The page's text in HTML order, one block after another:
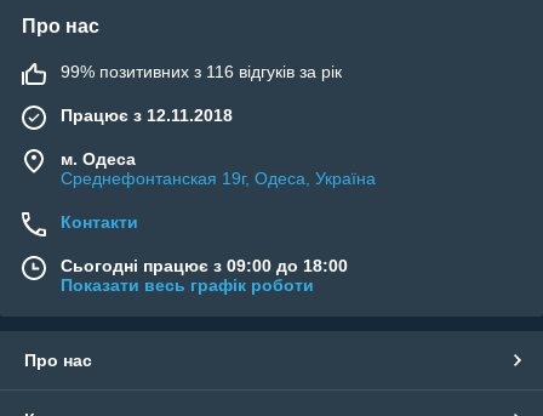
Про нас
99% позитивних з 116 відгуків за рік
Працює з 12.11.2018
м. Одеса
Среднефонтанская 19г, Одеса, Україна
Контакти
Сьогодні працює з 09:00 до 18:00
Показати весь графік роботи
Про нас